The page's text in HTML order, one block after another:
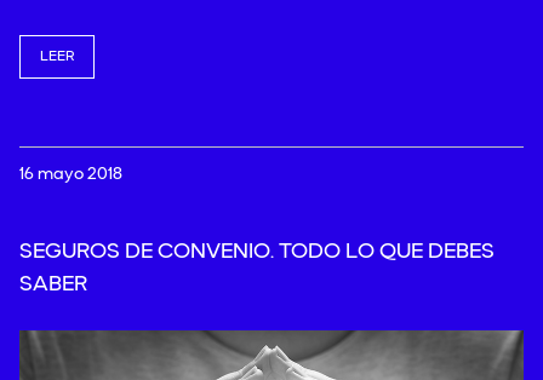
LEER
16 mayo 2018
SEGUROS DE CONVENIO. TODO LO QUE DEBES
SABER